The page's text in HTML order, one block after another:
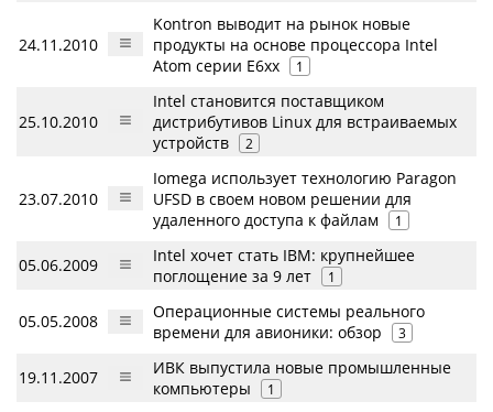
24.11.2010
Kontron выводит на рынок новые
продукты на основе процессора Intel
Atom серии E6xx
1
25.10.2010
Intel становится поставщиком
дистрибутивов Linux для встраиваемых
устройств
2
23.07.2010
Iomega использует технологию Paragon
UFSD в своем новом решении для
удаленного доступа к файлам
1
05.06.2009
Intel хочет стать IBM: крупнейшее
поглощение за 9 лет
1
05.05.2008
Операционные системы реального
времени для авионики: обзор
3
19.11.2007
ИВК выпустила новые промышленные
компьютеры
1